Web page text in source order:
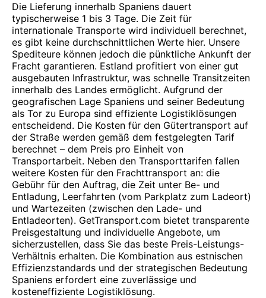
Die Lieferung innerhalb Spaniens dauert
typischerweise 1 bis 3 Tage. Die Zeit für
internationale Transporte wird individuell berechnet,
es gibt keine durchschnittlichen Werte hier. Unsere
Spediteure können jedoch die pünktliche Ankunft der
Fracht garantieren. Estland profitiert von einer gut
ausgebauten Infrastruktur, was schnelle Transitzeiten
innerhalb des Landes ermöglicht. Aufgrund der
geografischen Lage Spaniens und seiner Bedeutung
als Tor zu Europa sind effiziente Logistiklösungen
entscheidend. Die Kosten für den Gütertransport auf
der Straße werden gemäß dem festgelegten Tarif
berechnet – dem Preis pro Einheit von
Transportarbeit. Neben den Transporttarifen fallen
weitere Kosten für den Frachttransport an: die
Gebühr für den Auftrag, die Zeit unter Be- und
Entladung, Leerfahrten (vom Parkplatz zum Ladeort)
und Wartezeiten (zwischen den Lade- und
Entladeorten). GetTransport.com bietet transparente
Preisgestaltung und individuelle Angebote, um
sicherzustellen, dass Sie das beste Preis-Leistungs-
Verhältnis erhalten. Die Kombination aus estnischen
Effizienzstandards und der strategischen Bedeutung
Spaniens erfordert eine zuverlässige und
kosteneffiziente Logistiklösung.